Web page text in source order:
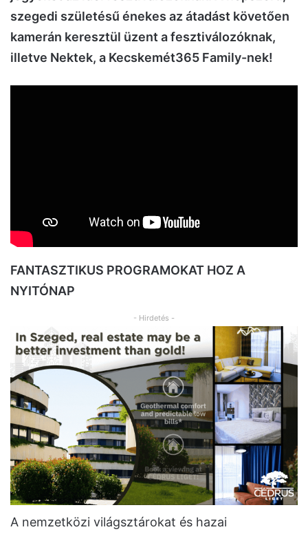
szegedi születésű énekes az átadást követően
kamerán keresztül üzent a fesztiválozóknak,
illetve Nektek, a Kecskemét365 Family-nek!
FANTASZTIKUS PROGRAMOKAT HOZ A
NYITÓNAP
- Hirdetés -
A nemzetközi világsztárokat és hazai